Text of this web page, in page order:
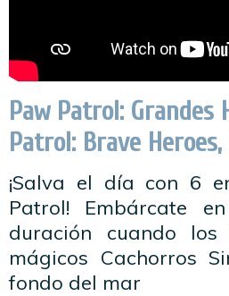
Paw Patrol: Grandes
Patrol: Brave Heroes,
¡Salva el día con 6
Patrol! Embárcate
duración cuando
mágicos Cachorros
fondo del mar